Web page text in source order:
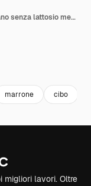
Primo piano statico di latte d'avena vegano senza lattosio mentre pezzi di cioccolato volano al suo interno
marrone cibo
migliori lavori. Oltre